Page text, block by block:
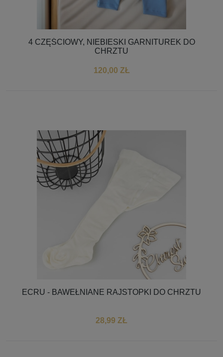
4 CZĘŚCIOWY, NIEBIESKI GARNITUREK DO
CHRZTU
120,00 ZŁ
ECRU - BAWEŁNIANE RAJSTOPKI DO CHRZTU
28,99 ZŁ